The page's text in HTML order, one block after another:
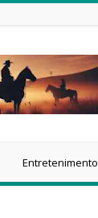
Entretenimento